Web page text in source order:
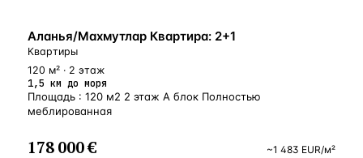
БЛИЗКО К МОРЮ
Аланья/Махмутлар Квартира: 2+1
Квартиры
120 м² · 2 этаж
1,5 км до моря
Площадь : 120 м2 2 этаж А блок Полностью
меблированная
178 000 € ~1 483 EUR/м²